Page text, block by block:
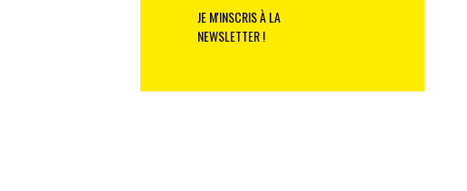
JE M'INSCRIS À LA
NEWSLETTER !